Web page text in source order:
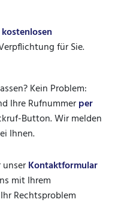
kostenlosen
für Sie.
Kein Problem:
Ihre Rufnummerper
Button. Wir melden
Ihnen.
Kontaktformular
mit Ihrem
Rechtsproblem